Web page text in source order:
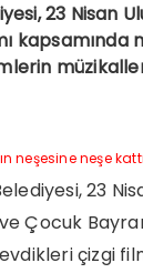
23 Nisan
kapsamında
23
Çocuk
çizgi